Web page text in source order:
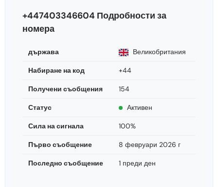
+447403346604 Подробности за
номера
държава Великобритания
Набиране на код +44
Получени съобщения 154
Статус Активен
Сила на сигнала 100%
Първо съобщение 8 февруари 2026 г
Последно съобщение 1 преди ден